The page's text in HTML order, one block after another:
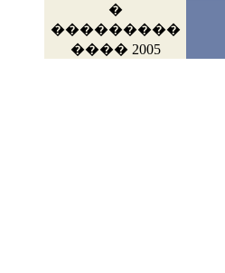
�
���������
���� 2005